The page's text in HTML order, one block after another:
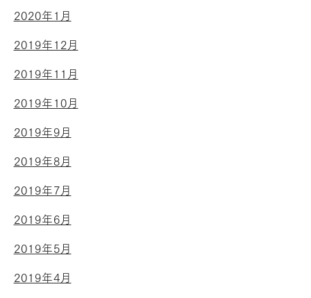
2020年1月
2019年12月
2019年11月
2019年10月
2019年9月
2019年8月
2019年7月
2019年6月
2019年5月
2019年4月